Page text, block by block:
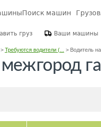
Поиск машин
груз Ваши машины
Требуются водители (... > Водитель